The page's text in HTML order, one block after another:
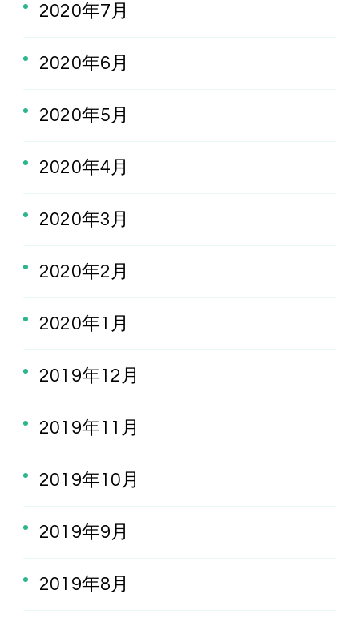
2020年7月
2020年6月
2020年5月
2020年4月
2020年3月
2020年2月
2020年1月
2019年12月
2019年11月
2019年10月
2019年9月
2019年8月